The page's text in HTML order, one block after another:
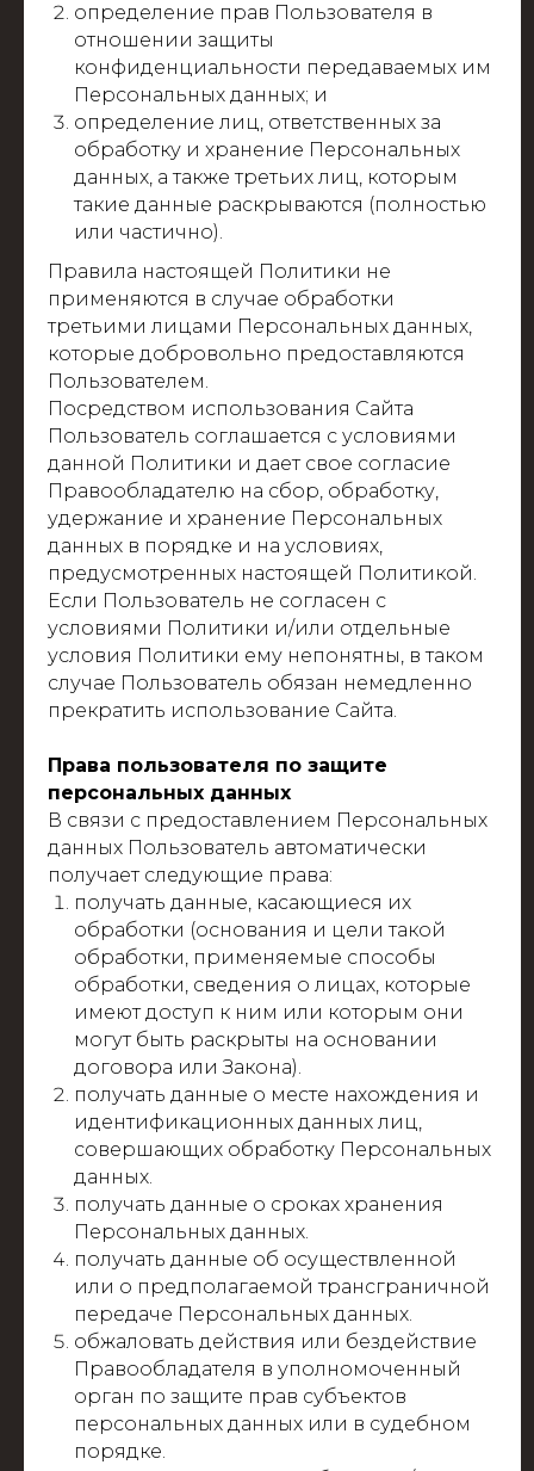
определение прав Пользователя в
отношении защиты
конфиденциальности передаваемых им
Персональных данных; и
определение лиц, ответственных за
обработку и хранение Персональных
данных, а также третьих лиц, которым
такие данные раскрываются (полностью
или частично).
Правила настоящей Политики не
применяются в случае обработки
третьими лицами Персональных данных,
которые добровольно предоставляются
Пользователем.
Посредством использования Сайта
Пользователь соглашается с условиями
данной Политики и дает свое согласие
Правообладателю на сбор, обработку,
удержание и хранение Персональных
данных в порядке и на условиях,
предусмотренных настоящей Политикой.
Если Пользователь не согласен с
условиями Политики и/или отдельные
условия Политики ему непонятны, в таком
случае Пользователь обязан немедленно
прекратить использование Сайта.
Права пользователя по защите
персональных данных
В связи с предоставлением Персональных
данных Пользователь автоматически
получает следующие права:
получать данные, касающиеся их
обработки (основания и цели такой
обработки, применяемые способы
обработки, сведения о лицах, которые
имеют доступ к ним или которым они
могут быть раскрыты на основании
договора или Закона).
получать данные о месте нахождения и
идентификационных данных лиц,
совершающих обработку Персональных
данных.
получать данные о сроках хранения
Персональных данных.
получать данные об осуществленной
или о предполагаемой трансграничной
передаче Персональных данных.
обжаловать действия или бездействие
Правообладателя в уполномоченный
орган по защите прав субъектов
персональных данных или в судебном
порядке.